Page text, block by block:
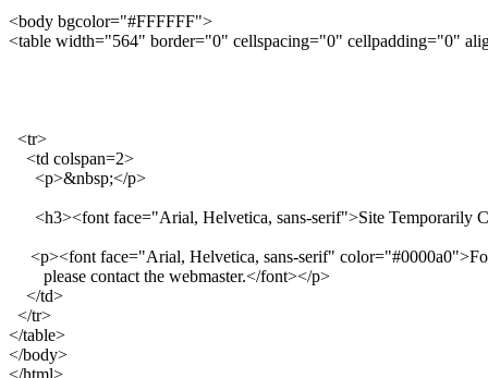
<body bgcolor="#FFFFFF">
<table width="564" border="0" cellspacing="0" cellpadding="0"
  <tr>
    <td colspan=2>
      <p>&nbsp;</p>
<h3><font face="Arial, Helvetica, sans-serif">Site
<p><font face="Arial, Helvetica, sans-serif"
        please contact the webmaster.</font></p>
    </td>
  </tr>
</table>
</body>
</html>